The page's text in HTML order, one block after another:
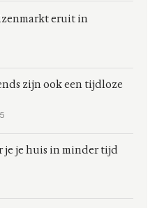
eruit in
zijn ook een tijdloze
je je huis in minder tijd